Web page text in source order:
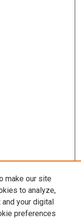
make our site
to analyze,
your digital
preferences